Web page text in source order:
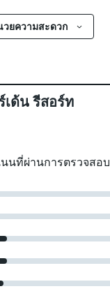
วยความสะดวก
เด้น รีสอร์ท
นที่ผ่านการตรวจสอบ